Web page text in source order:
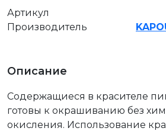
Артикул
Производитель
Описание
Содержащиеся в красителе
готовы к окрашиванию без
окисления. Использование